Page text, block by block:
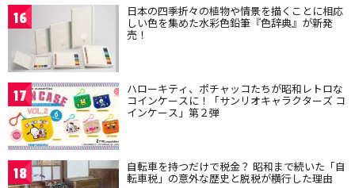
16 日本の四季折々の植物や情景を描くことに相応
しい色を集めた水彩色鉛筆『色辞典』が新発
売！
17 ハローキティ、ポチャッコたちが昭和レトロな
コインケースに！「サンリオキャラクターズ コ
インケース」第２弾
18 自転車を持つだけで税金？ 昭和まで続いた「自
転車税」の意外な歴史と脱税が横行した理由